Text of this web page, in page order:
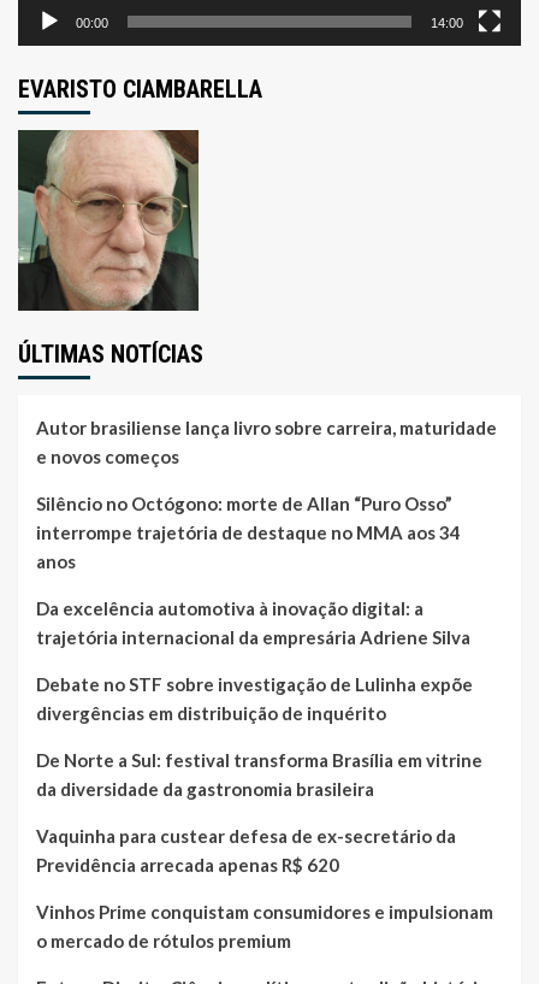
00:00 14:00
EVARISTO CIAMBARELLA
ÚLTIMAS NOTÍCIAS
Autor brasiliense lança livro sobre carreira, maturidade
e novos começos
Silêncio no Octógono: morte de Allan “Puro Osso”
interrompe trajetória de destaque no MMA aos 34
anos
Da excelência automotiva à inovação digital: a
trajetória internacional da empresária Adriene Silva
Debate no STF sobre investigação de Lulinha expõe
divergências em distribuição de inquérito
De Norte a Sul: festival transforma Brasília em vitrine
da diversidade da gastronomia brasileira
Vaquinha para custear defesa de ex-secretário da
Previdência arrecada apenas R$ 620
Vinhos Prime conquistam consumidores e impulsionam
o mercado de rótulos premium